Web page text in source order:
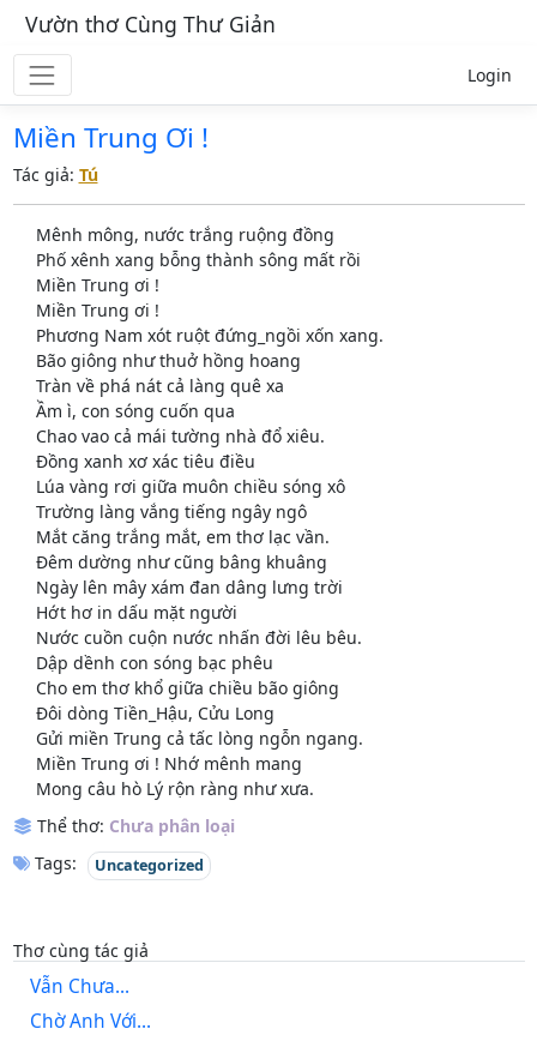
Vườn thơ Cùng Thư Giản
Login
Miền Trung Ơi !
Tác giả: Tú
Mênh mông, nước trắng ruộng đồng
Phố xênh xang bỗng thành sông mất rồi
Miền Trung ơi !
Miền Trung ơi !
Phương Nam xót ruột đứng_ngồi xốn xang.
Bão giông như thuở hồng hoang
Tràn về phá nát cả làng quê xa
Ầm ì, con sóng cuốn qua
Chao vao cả mái tường nhà đổ xiêu.
Đồng xanh xơ xác tiêu điều
Lúa vàng rơi giữa muôn chiều sóng xô
Trường làng vắng tiếng ngây ngô
Mắt căng trắng mắt, em thơ lạc vần.
Đêm dường như cũng bâng khuâng
Ngày lên mây xám đan dâng lưng trời
Hớt hơ in dấu mặt người
Nước cuồn cuộn nước nhấn đời lêu bêu.
Dập dềnh con sóng bạc phêu
Cho em thơ khổ giữa chiều bão giông
Đôi dòng Tiền_Hậu, Cửu Long
Gửi miền Trung cả tấc lòng ngỗn ngang.
Miền Trung ơi ! Nhớ mênh mang
Mong câu hò Lý rộn ràng như xưa.
Thể thơ: Chưa phân loại
Tags:
Uncategorized
Thơ cùng tác giả
Vẫn Chưa...
Chờ Anh Với...